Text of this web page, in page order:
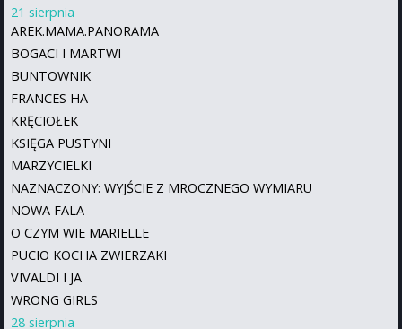
21 sierpnia
AREK.MAMA.PANORAMA
BOGACI I MARTWI
BUNTOWNIK
FRANCES HA
KRĘCIOŁEK
KSIĘGA PUSTYNI
MARZYCIELKI
NAZNACZONY: WYJŚCIE Z MROCZNEGO WYMIARU
NOWA FALA
O CZYM WIE MARIELLE
PUCIO KOCHA ZWIERZAKI
VIVALDI I JA
WRONG GIRLS
28 sierpnia